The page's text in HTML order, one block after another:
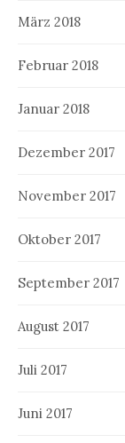
März 2018
Februar 2018
Januar 2018
Dezember 2017
November 2017
Oktober 2017
September 2017
August 2017
Juli 2017
Juni 2017